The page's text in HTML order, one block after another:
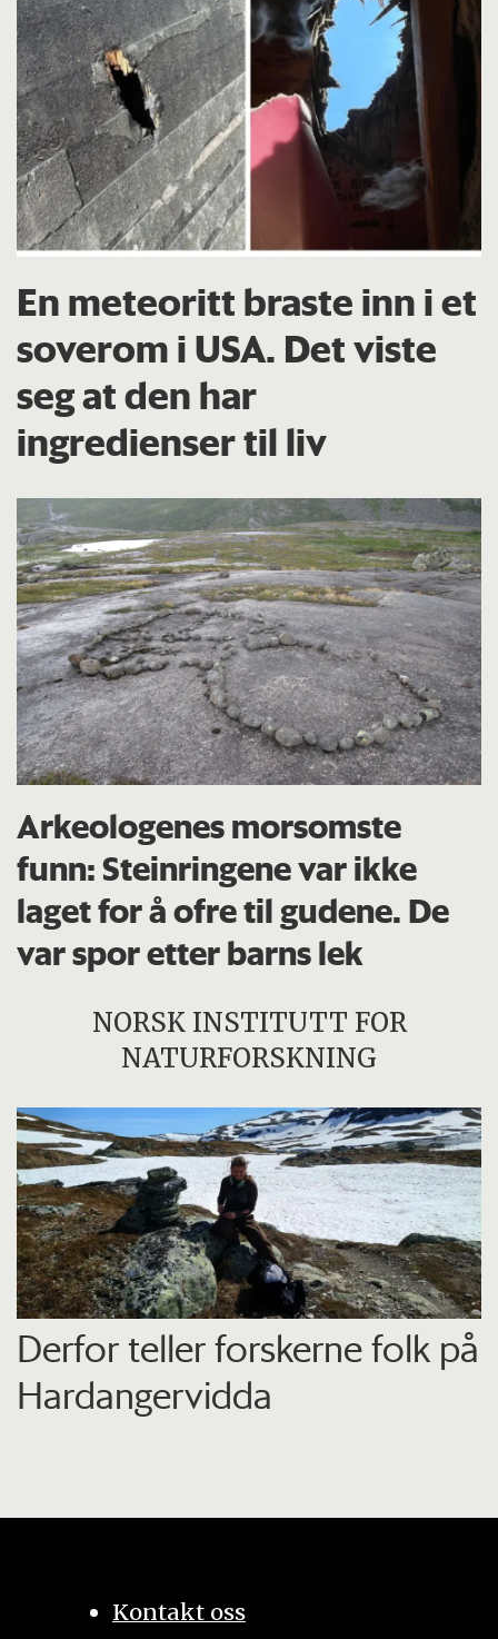
En meteoritt braste inn i et
soverom i USA. Det viste
seg at den har
ingredienser til liv
Arkeologenes morsomste
funn: Steinringene var ikke
laget for å ofre til gudene. De
var spor etter barns lek
NORSK INSTITUTT FOR
NATURFORSKNING
Derfor teller forskerne folk på
Hardangervidda
Kontakt oss